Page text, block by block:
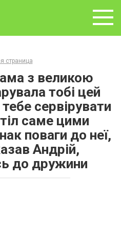
страница
з великою
тобі цей
сервірувати
саме цими
поваги до неї,
Андрій,
до дружини